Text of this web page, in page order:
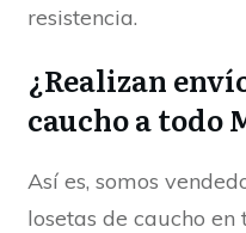
resistencia.
¿Realizan
caucho a todo
Así es, somos
losetas de caucho en